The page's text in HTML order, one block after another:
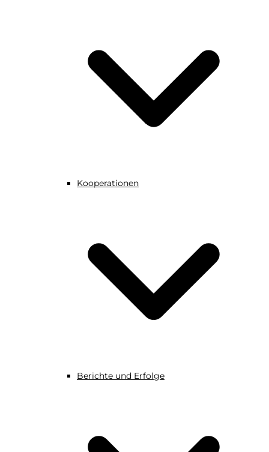
Kooperationen
Berichte und Erfolge